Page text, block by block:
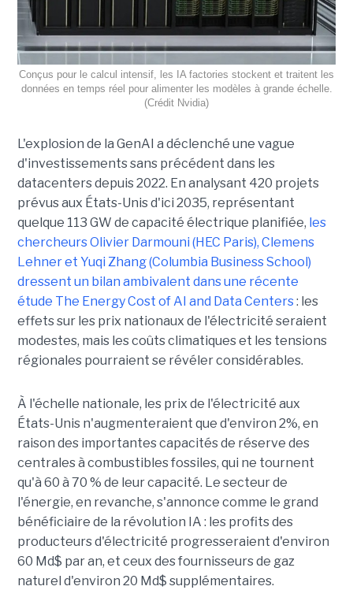
Conçus pour le calcul intensif, les IA factories stockent et traitent les
données en temps réel pour alimenter les modèles à grande échelle.
(Crédit Nvidia)
L'explosion de la GenAI a déclenché une vague
d'investissements sans précédent dans les
datacenters depuis 2022. En analysant 420 projets
prévus aux États-Unis d'ici 2035, représentant
quelque 113 GW de capacité électrique planifiée, les
chercheurs Olivier Darmouni (HEC Paris), Clemens
Lehner et Yuqi Zhang (Columbia Business School)
dressent un bilan ambivalent dans une récente
étude The Energy Cost of AI and Data Centers: les
effets sur les prix nationaux de l'électricité seraient
modestes, mais les coûts climatiques et les tensions
régionales pourraient se révéler considérables.
À l'échelle nationale, les prix de l'électricité aux
États-Unis n'augmenteraient que d'environ 2%, en
raison des importantes capacités de réserve des
centrales à combustibles fossiles, qui ne tournent
qu'à 60 à 70 % de leur capacité. Le secteur de
l'énergie, en revanche, s'annonce comme le grand
bénéficiaire de la révolution IA : les profits des
producteurs d'électricité progresseraient d'environ
60 Md$ par an, et ceux des fournisseurs de gaz
naturel d'environ 20 Md$ supplémentaires.